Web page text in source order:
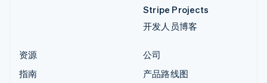
Stripe Projects
开发人员博客
资源
指南
公司
产品路线图